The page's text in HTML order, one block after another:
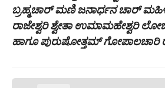
ಬ್ರಹ್ಮಚಾರ್ ಮಣಿ ಜನಾರ್ಧನ ಚಾರ್
ರಾಜೇಶ್ವರಿ ಶ್ವೇತಾ ಉಮಾಮಹೇಶ್ವರಿ
ಹಾಗೂ ಪುರುಷೋತ್ತಮ್ ಗೋಪಾಲಚಾರಿ